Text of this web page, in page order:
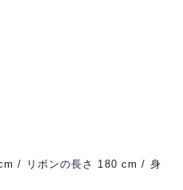
/ リボンの長さ 180 cm / 身